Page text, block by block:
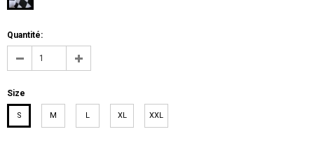
Quantité:
Size
S M L XL XXL